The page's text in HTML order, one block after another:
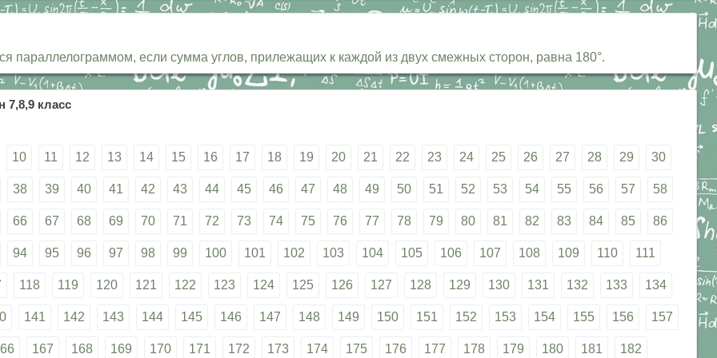
параллелограммом, если сумма углов, прилежащих к каждой из двух смежных сторон, равна 180°.
7,8,9 класс
10 11 12 13 14 15 16 17 18 19 20 21 22 23 24 25 26 27 28 29 30
38 39 40 41 42 43 44 45 46 47 48 49 50 51 52 53 54 55 56 57 58
66 67 68 69 70 71 72 73 74 75 76 77 78 79 80 81 82 83 84 85 86
94 95 96 97 98 99 100 101 102 103 104 105 106 107 108 109 110 111
118 119 120 121 122 123 124 125 126 127 128 129 130 131 132 133 134
141 142 143 144 145 146 147 148 149 150 151 152 153 154 155 156 157
167 168 169 170 171 172 173 174 175 176 177 178 179 180 181 182